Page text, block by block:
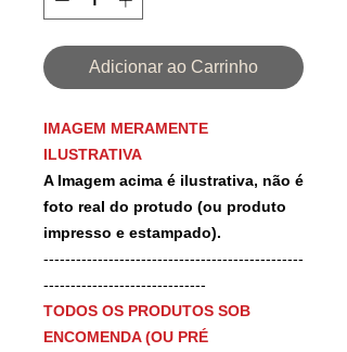
Adicionar ao Carrinho
IMAGEM MERAMENTE
ILUSTRATIVA
A Imagem acima é ilustrativa, não é
foto real do protudo (ou produto
impresso e estampado).
------------------------------------------------
------------------------------
TODOS OS PRODUTOS SOB
ENCOMENDA (OU PRÉ